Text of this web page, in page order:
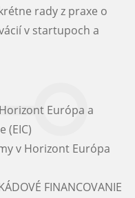
rady z praxe o
v startupoch a
Európa a
(EIC)
v Horizont Európa
FINANCOVANIE